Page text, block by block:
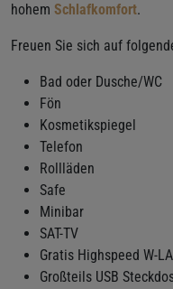
hohem Schlafkomfort.
Freuen Sie sich auf
Bad oder Dusche/WC
Fön
Kosmetikspiegel
Telefon
Rollläden
Safe
Minibar
SAT-TV
Gratis Highspeed W-
Großteils USB